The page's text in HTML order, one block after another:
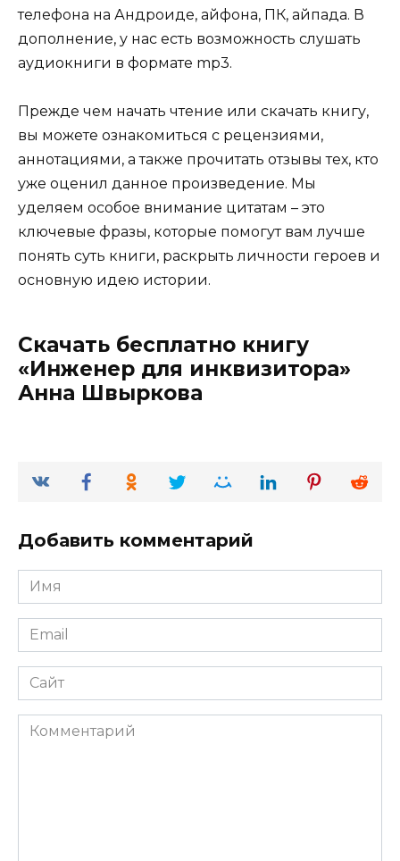
телефона на Андроиде, айфона, ПК, айпада. В
дополнение, у нас есть возможность слушать
аудиокниги в формате mp3.
Прежде чем начать чтение или скачать книгу,
вы можете ознакомиться с рецензиями,
аннотациями, а также прочитать отзывы тех, кто
уже оценил данное произведение. Мы
уделяем особое внимание цитатам – это
ключевые фразы, которые помогут вам лучше
понять суть книги, раскрыть личности героев и
основную идею истории.
Скачать бесплатно книгу
«Инженер для инквизитора»
Анна Швыркова
Добавить комментарий
Имя
*
Email
*
Сайт
Комментарий